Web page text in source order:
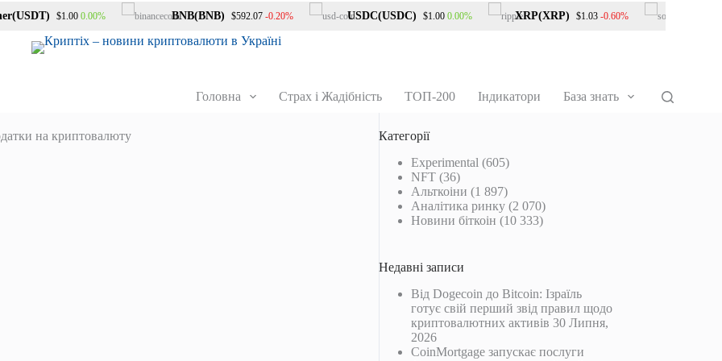
$1.00 0.00% BNB(BNB) $592.07 -0.20% USDC(USDC) $1.00 0.00% XRP(XRP) $1.03 -0.60%
Головна Страх і Жадібність ТОП-200 Індикатори База знать
Категорії
Experimental (605)
NFT (36)
Альткоіни (1 897)
Аналітика ринку (2 070)
Новини біткоін (10 333)
Недавні записи
Від Dogecoin до Bitcoin: Ізраїль
готує свій перший звід правил щодо
криптовалютних активів 30 Липня,
2026
CoinMortgage запускає послуги